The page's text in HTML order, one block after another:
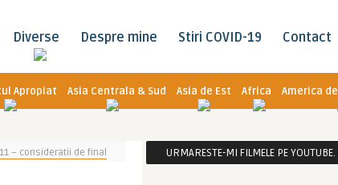
Diverse Despre mine Stiri COVID-19 Contact
Apropiat Asia Centrala & Sud Asia de Est Africa America
– consideratii de final URMARESTE-MI FILMELE PE YOUTUBE.